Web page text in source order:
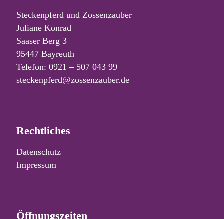
Steckenpferd und Zossenzauber
Juliane Konrad
Saaser Berg 3
95447 Bayreuth
Telefon: 0921 – 507 043 99
steckenpferd@zossenzauber.de
Rechtliches
Datenschutz
Impressum
Öffnungszeiten